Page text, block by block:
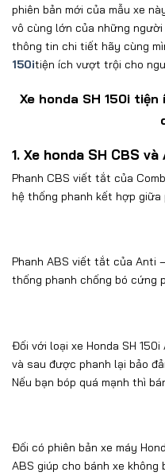
phiên bản mới của mẫu xe
vô cùng lớn của những
thông tin chi tiết hãy cùng
150itiện ích vượt trội cho
Xe honda SH 150i
1. Xe honda SH CBS
Phanh CBS viết tắt của
hệ thống phanh kết hợp
Phanh ABS viết tắt của Anti
thống phanh chống bó cứng
Đối với loại xe Honda SH
và sau được phanh lại bảo
Nếu bạn bóp quá mạnh thì
Đối có phiên bản xe máy
ABS giúp cho bánh xe